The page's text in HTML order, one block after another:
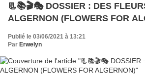
📃📚🎬🎭 DOSSIER : DES
ALGERNON (FLOWERS FOR
Publié le 03/06/2021 à 13:21
Par Erwelyn